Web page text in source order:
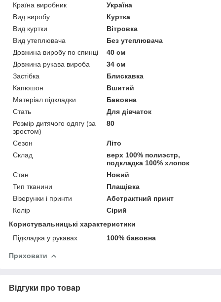
Країна виробник
Україна
Вид виробу
Куртка
Вид куртки
Вітровка
Вид утеплювача
Без утеплювача
Довжина виробу по спинці
40 см
Довжина рукава вироба
34 см
Застібка
Блискавка
Капюшон
Вшитий
Матеріал підкладки
Бавовна
Стать
Для дівчаток
Розмір дитячого одягу (за
зростом)
80
Сезон
Літо
Склад
верх 100% полиэстр,
подкладка 100% хлопок
Стан
Новий
Тип тканини
Плащівка
Візерунки і принти
Абстрактний принт
Колір
Сірий
Користувальницькі характеристики
Підкладка у рукавах
100% бавовна
Приховати
Відгуки про товар